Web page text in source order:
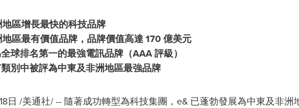
區增長最快的科技品牌
區最有價值品牌，品牌價值高達170億美元
球排名第一的最強電訊品牌（AAA評級）
別中被評為中東及非洲地區最強品牌
日 /美通社/ -- 隨著成功轉型為科技集團，e& 已蓬勃發展為中東及非